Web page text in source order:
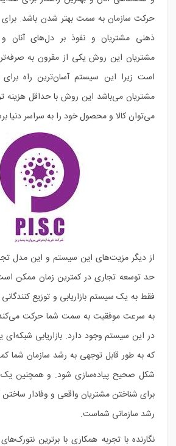
حرکت سازمان به سمت بهتر شدن باشد.
ذهنی مشتریان و نفوذ بر دل‌های آنان و
مشتریان این روش یکی از مقرون به
است زیرا این سیستم آسان‌ترین راه برای
مشتریان می‌باشد این روش با حداقل هزینه
می‌توان کالا و محصول خود را به سراسر دنیا
از دیگر مزیت‌های این سیستم و این مدل
حد توسعه تجاری در کمترین زمان ممکن
فقط به یک سیستم بازاریابی و توزیع
به سرعت موفقیت به سمت شما حرکت
در این سیستم وجود دارد. بازاریابی
که به طور قابل توجهی به رشد سازمان شما
شکل صحیح پیاده‌سازی شود. و همچنین
برای شناختن مشتریان واقعی و وفادار ساختن
رشد سازمانی شماست.
نگارنده با تجربه همکاری با برترین